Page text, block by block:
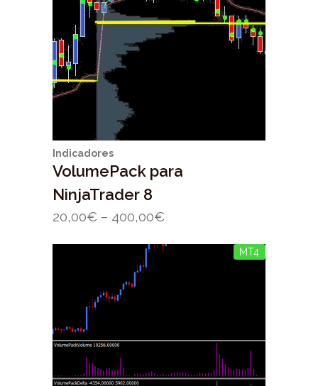
Indicadores
VolumePack para
NinjaTrader 8
20,00€ – 400,00€
MT4